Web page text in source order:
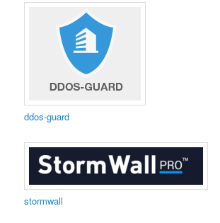
ddos-guard
stormwall